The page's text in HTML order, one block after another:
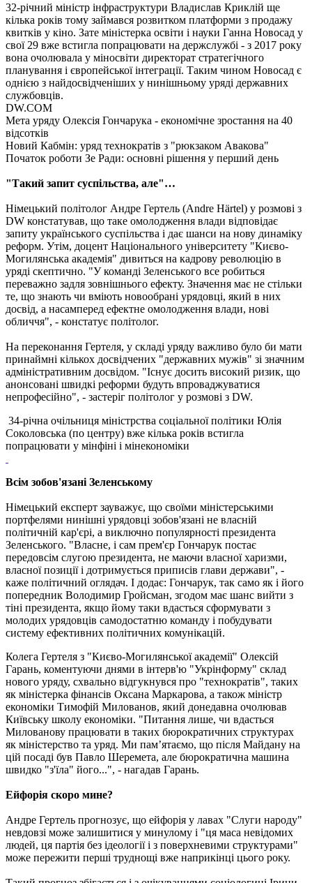
32-річний міністр інфраструктури Владислав Криклій ще
кілька років тому займався розвитком платформи з продажу
квитків у кіно. Зате міністерка освіти і науки Ганна Новосад у
свої 29 вже встигла попрацювати на держслужбі - з 2017 року
вона очолювала у міносвіти директорат стратегічного
планування і європейської інтеграції. Таким чином Новосад є
однією з найдосвідченіших у нинішньому уряді державних
службовців.
DW.COM
Мета уряду Олексія Гончарука - економічне зростання на 40
відсотків
Новий Кабмін: уряд технократів з "рюкзаком Авакова"
Початок роботи Зе Ради: основні рішення у перший день
"Такий запит суспільства, але"…
Німецький політолог Андре Гертель (Andre Härtel) у розмові з
DW констатував, що таке омолодження влади відповідає
запиту українського суспільства і дає шанси на нову динаміку
реформ. Утім, доцент Національного університету "Києво-
Могилянська академія" дивиться на кадрову революцію в
уряді скептично. "У команді Зеленського все робиться
переважно задля зовнішнього ефекту. Значення має не стільки
те, що знають чи вміють новообрані урядовці, який в них
досвід, а насамперед ефектне омолодження влади, нові
обличчя", - констатує політолог.
На переконання Гертеля, у складі уряду важливо було би мати
принаймні кількох досвідчених "державних мужів" зі значним
адміністративним досвідом. "Існує досить високий ризик, що
анонсовані швидкі реформи будуть впроваджуватися
непрофесійно", - застеріг політолог у розмові з DW.
34-річна очільниця міністрства соціальної політики Юлія
Соколовська (по центру) вже кілька років встигла
попрацювати у мінфіні і мінекономіки
Всім зобов'язані Зеленському
Німецький експерт зауважує, що своїми міністерськими
портфелями нинішні урядовці зобов'язані не власній
політичній кар'єрі, а виключно популярності президента
Зеленського. "Власне, і сам прем'єр Гончарук постає
передовсім слугою президента, не маючи власної харизми,
власної позиції і дотримується приписів глави держави", -
каже політичний оглядач. І додає: Гончарук, так само як і його
попередник Володимир Гройсман, згодом має шанс вийти з
тіні президента, якщо йому таки вдасться сформувати з
молодих урядовців самодостатню команду і побудувати
систему ефективних політичних комунікацій.
Колега Гертеля з "Києво-Могилянської академії" Олексій
Гарань, коментуючи днями в інтерв'ю "Укрінформу" склад
нового уряду, схвально відгукнувся про "технократів", таких
як міністерка фінансів Оксана Маркарова, а також міністр
економіки Тимофій Милованов, який донедавна очолював
Київську школу економіки. "Питання лише, чи вдасться
Милованову працювати в таких бюрократичних структурах
як міністерство та уряд. Ми пам’ятаємо, що після Майдану на
цій посаді був Павло Шеремета, але бюрократична машина
швидко "з'їла" його...", - нагадав Гарань.
Ейфорія скоро мине?
Андре Гертель прогнозує, що ейфорія у лавах "Слуги народу"
невдовзі може залишитися у минулому і "ця маса невідомих
людей, ця партія без ідеології і з поверхневими структурами"
може пережити перші труднощі вже наприкінці цього року.